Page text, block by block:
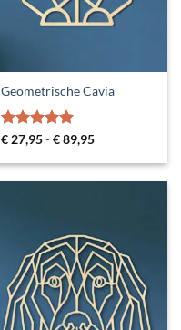
Geometrische Cavia
Gewaardeerd
€27,95-€89,95Prijsklasse:
tot